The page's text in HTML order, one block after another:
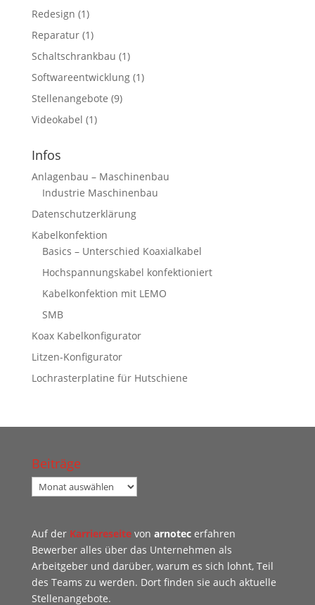
Redesign (1)
Reparatur(1)
Schaltschrankbau (1)
Softwareentwicklung(1)
Stellenangebote (9)
Videokabel (1)
Infos
Anlagenbau – Maschinenbau
Industrie Maschinenbau
Datenschutzerklärung
Kabelkonfektion
Basics – Unterschied Koaxialkabel
Hochspannungskabel konfektioniert
Kabelkonfektion mit LEMO
SMB
Koax Kabelkonfigurator
Litzen-Konfigurator
Lochrasterplatine für Hutschiene
Beiträge
Beiträge
Auf der Karriereseitevon arnotecerfahren
Bewerber alles über das Unternehmen als
Arbeitgeber und darüber, warum es sich lohnt, Teil
des Teams zu werden. Dort finden sie auch aktuelle
Stellenangebote.